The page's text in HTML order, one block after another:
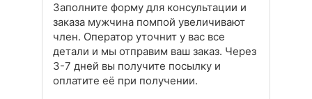
Заполните форму для консультации и
заказа мужчина помпой увеличивают
член. Оператор уточнит у вас все
детали и мы отправим ваш заказ. Через
3-7 дней вы получите посылку и
оплатите её при получении.